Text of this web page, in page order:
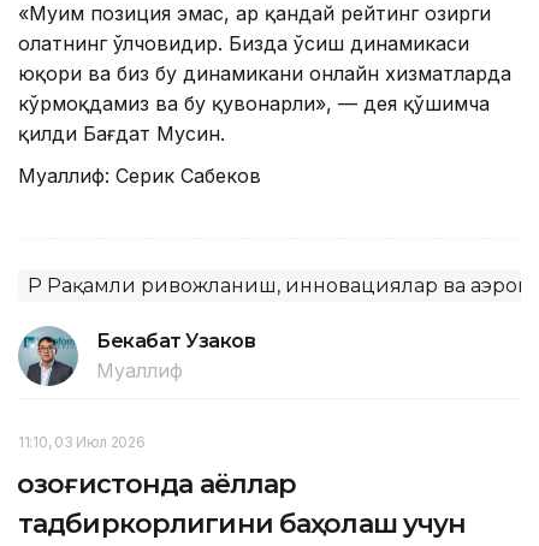
«Муҳим позиция эмас, ҳар қандай рейтинг ҳозирги
ҳолатнинг ўлчовидир. Бизда ўсиш динамикаси
юқори ва биз бу динамикани онлайн хизматларда
кўрмоқдамиз ва бу қувонарли», — дея қўшимча
қилди Бағдат Мусин.
Муаллиф: Серик Сабеков
ҚР Рақамли ривожланиш, инновациялар ва
Бекабат Узаков
Муаллиф
11:10, 03 Июл 2026
Қозоғистонда аёллар
тадбиркорлигини баҳолаш учун